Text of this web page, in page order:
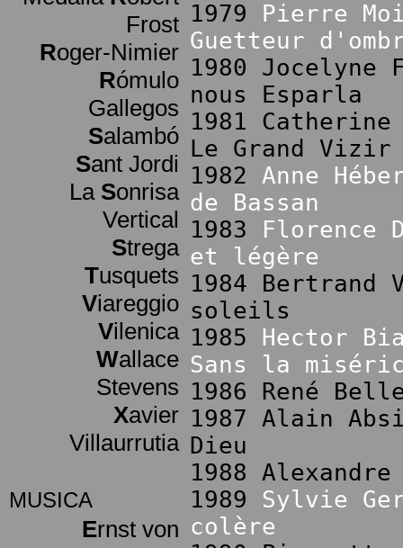
Frost
Roger-Nimier
Rómulo
Gallegos
Salambó
Sant Jordi
La Sonrisa
Vertical
Strega
Tusquets
Viareggio
Vilenica
Wallace
Stevens
Xavier
Villaurrutia
MUSICA
Ernst von
1979 Pierre
Guetteur
1980 Jocelyne
nous Esparla
1981
Le Grand
1982 Anne
de Bassan
1983 Florence
et légère
1984 Bertrand
soleils
1985 Hector
Sans la
1986 René
1987 Alain
Dieu
1988
1989 Sylvie
colère